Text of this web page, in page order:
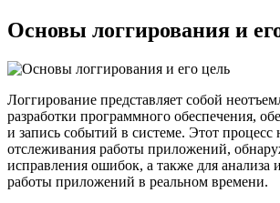
Основы логгирования и
Логгирование представляет собой
разработки программного обеспечения,
и запись событий в системе. Этот процесс
отслеживания работы приложений,
исправления ошибок, а также для анализа
работы приложений в реальном времени.